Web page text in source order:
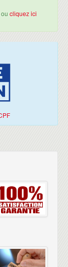
ou cliquez ici